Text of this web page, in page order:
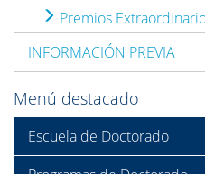
Premios
INFORMACIÓN PREVIA
Menú destacado
Escuela de Doctorado